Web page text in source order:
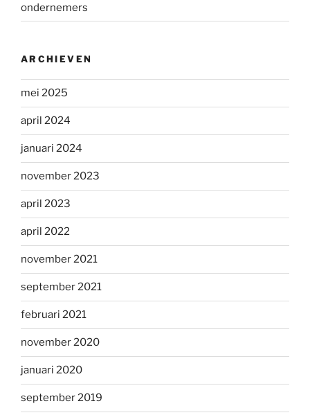
ondernemers
ARCHIEVEN
mei 2025
april 2024
januari 2024
november 2023
april 2023
april 2022
november 2021
september 2021
februari 2021
november 2020
januari 2020
september 2019